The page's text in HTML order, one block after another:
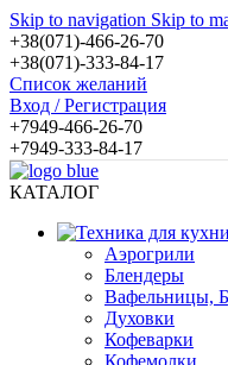
Skip to navigation Skip to
+38(071)-466-26-70
+38(071)-333-84-17
Список желаний
Вход / Регистрация
+7949-466-26-70
+7949-333-84-17
КАТАЛОГ
Аэрогрили
Блендеры
Вафельницы,
Духовки
Кофеварки
Кофемолки